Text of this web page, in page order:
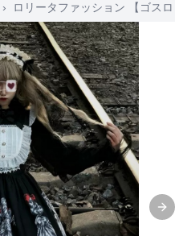
› ロリータファッション 【ゴス